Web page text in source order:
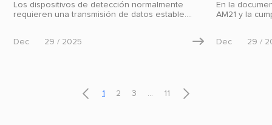
dispositivos de detección
Los dispositivos de detección normalmente
requieren una transmisión de datos estable.
de escenario para garantizar la confiabilidad de
Dec 29 / 2025 
En la
AM21 y la
los modelos
Dec 29 /
 1 2 3 ... 11 